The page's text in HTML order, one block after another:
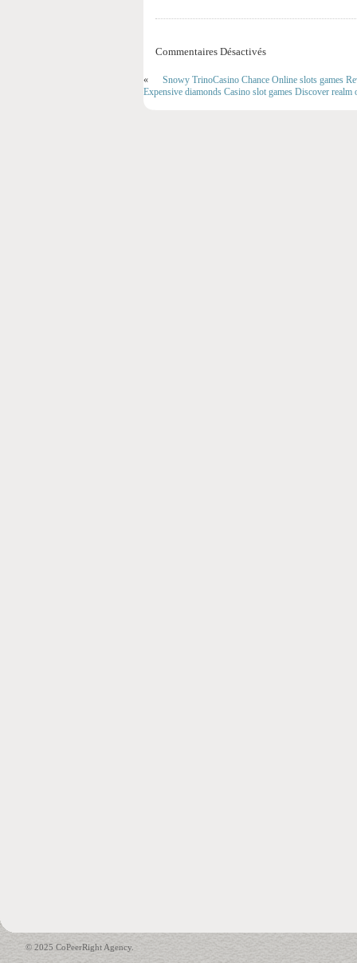
Commentaires Désactivés
«
Snowy TrinoCasino Chance Online slots games
Expensive diamonds Casino slot games Discover
© 2025 CoPeerRight Agency.